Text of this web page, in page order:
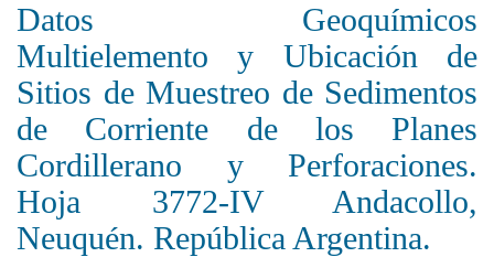
Datos Geoquímicos
Multielemento y Ubicación de
Sitios de Muestreo de Sedimentos
de Corriente de los Planes
Cordillerano y Perforaciones.
Hoja 3772-IV Andacollo,
Neuquén. República Argentina.